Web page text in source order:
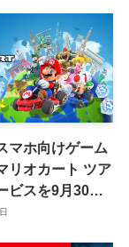
マホ向けゲーム
リオカート ツア
ビスを9月30日